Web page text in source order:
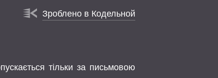
Зроблено в Кодельной
тільки за письмовою